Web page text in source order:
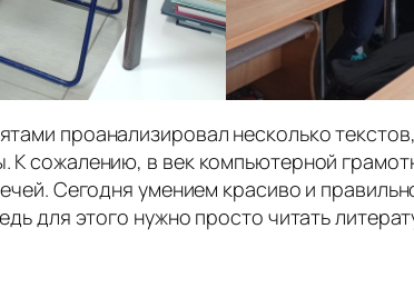
проанализировал несколько
сожалению, в век компьютерной
Сегодня умением красиво и
для этого нужно просто читать